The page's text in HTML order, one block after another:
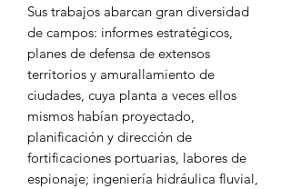
Sus trabajos abarcan gran diversidad
de campos: informes estratégicos,
planes de defensa de extensos
territorios y amurallamiento de
ciudades, cuya planta a veces ellos
mismos habían proyectado,
planificación y dirección de
fortificaciones portuarias, labores de
espionaje; ingeniería hidráulica fluvial,